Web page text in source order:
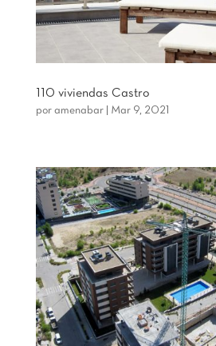
110 viviendas Castro
por amenabar| Mar 9, 2021